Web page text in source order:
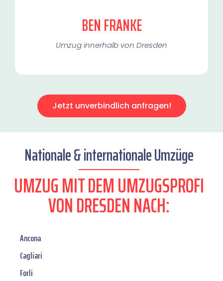
BEN FRANKE
Umzug innerhalb von Dresden​
Jetzt unverbindlich anfragen!
Nationale & internationale Umzüge
UMZUG MIT DEM UMZUGSPROFI
VON DRESDEN NACH:
Ancona
Cagliari
Forli